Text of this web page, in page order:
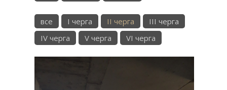
все I черга II черга
III черга
IV черга
V черга VI черга